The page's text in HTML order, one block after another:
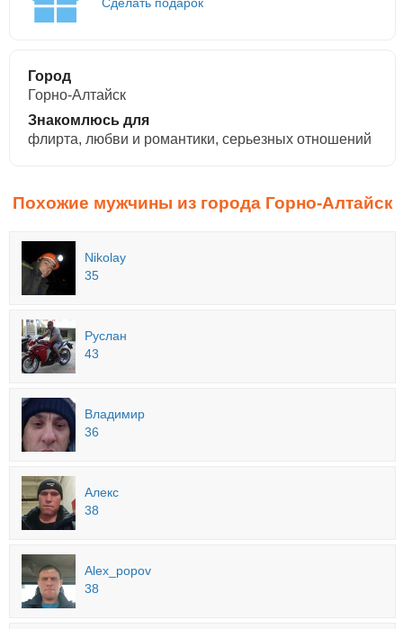
Город
Горно-Алтайск
Знакомлюсь для
флирта, любви и романтики, cерьезных отношений
Похожие мужчины из города Горно-Алтайск
Nikolay
35
Руслан
43
Владимир
36
Алекс
38
Alex_popov
38